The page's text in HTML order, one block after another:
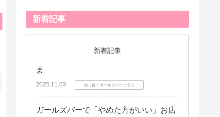
新着記事
新着記事
ま
2025.11.03 知っ得！ガールズバーコラム
ガールズバーで「やめた方がいい」お店